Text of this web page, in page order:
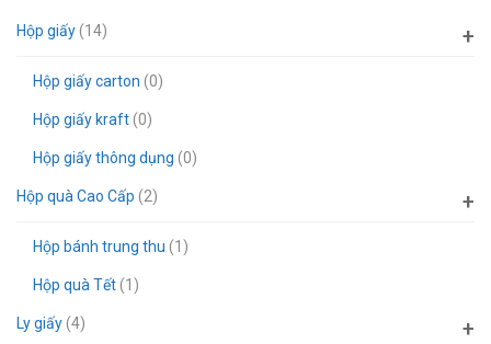
Hộp giấy(14)
Hộp giấy carton (0)
Hộp giấy kraft(0)
Hộp giấy thông dụng (0)
Hộp quà Cao Cấp (2)
Hộp bánh trung thu (1)
Hộp quà Tết(1)
Ly giấy(4)